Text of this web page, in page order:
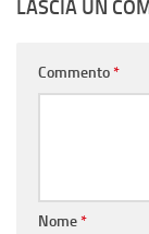
LASCIA UN
Commento*
Nome*